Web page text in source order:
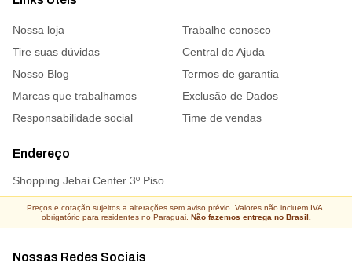
Nossa loja
Trabalhe conosco
Tire suas dúvidas
Central de Ajuda
Nosso Blog
Termos de garantia
Marcas que trabalhamos
Exclusão de Dados
Responsabilidade social
Time de vendas
Endereço
Shopping Jebai Center 3º Piso
Nossas Redes Sociais
Preços e cotação sujeitos a alterações sem aviso prévio. Valores não incluem IVA,
obrigatório para residentes no Paraguai. Não fazemos entrega no Brasil.